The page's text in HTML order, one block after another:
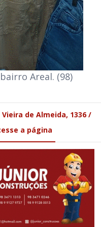
Areal. (98)
de Almeida, 1336 /
a página